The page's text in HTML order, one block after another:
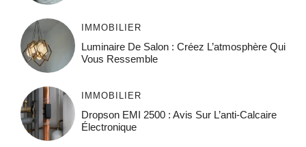
IMMOBILIER
Luminaire De Salon : Créez L’atmosphère Qui
Vous Ressemble
IMMOBILIER
Dropson EMI 2500 : Avis Sur L’anti-Calcaire
Électronique